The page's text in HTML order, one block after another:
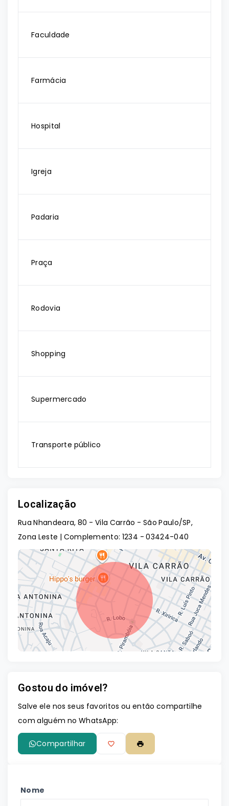
Faculdade
Farmácia
Hospital
Igreja
Padaria
Praça
Rodovia
Shopping
Supermercado
Transporte público
Localização
Rua Nhandeara, 80 - Vila Carrão - São Paulo/SP,
Zona Leste | Complemento: 1234 - 03424-040
Gostou do imóvel?
Salve ele nos seus favoritos ou então compartilhe
com alguém no WhatsApp:
Compartilhar
Nome